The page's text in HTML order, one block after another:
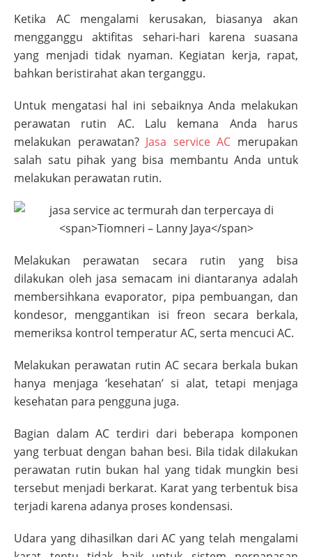
Ketika AC mengalami kerusakan, biasanya akan
mengganggu aktifitas sehari-hari karena suasana
yang menjadi tidak nyaman. Kegiatan kerja, rapat,
bahkan beristirahat akan terganggu.
Untuk mengatasi hal ini sebaiknya Anda melakukan
perawatan rutin AC. Lalu kemana Anda harus
melakukan perawatan? Jasa service AC merupakan
salah satu pihak yang bisa membantu Anda untuk
melakukan perawatan rutin.
Melakukan perawatan secara rutin yang bisa
dilakukan oleh jasa semacam ini diantaranya adalah
membersihkana evaporator, pipa pembuangan, dan
kondesor, menggantikan isi freon secara berkala,
memeriksa kontrol temperatur AC, serta mencuci AC.
Melakukan perawatan rutin AC secara berkala bukan
hanya menjaga ‘kesehatan’ si alat, tetapi menjaga
kesehatan para pengguna juga.
Bagian dalam AC terdiri dari beberapa komponen
yang terbuat dengan bahan besi. Bila tidak dilakukan
perawatan rutin bukan hal yang tidak mungkin besi
tersebut menjadi berkarat. Karat yang terbentuk bisa
terjadi karena adanya proses kondensasi.
Udara yang dihasilkan dari AC yang telah mengalami